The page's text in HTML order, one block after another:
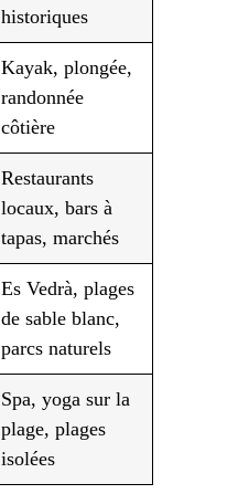
historiques
Kayak, plongée,
randonnée
côtière
Restaurants
locaux, bars à
tapas, marchés
Es Vedrà, plages
de sable blanc,
parcs naturels
Spa, yoga sur la
plage, plages
isolées